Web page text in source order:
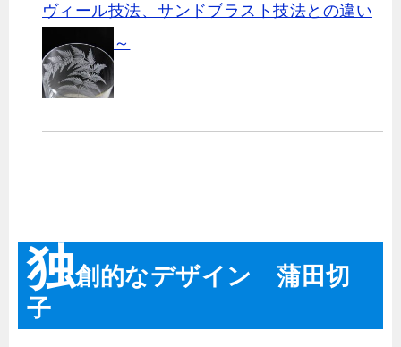
ヴィール技法、サンドブラスト技法との違い
～
独創的なデザイン 蒲田切
子